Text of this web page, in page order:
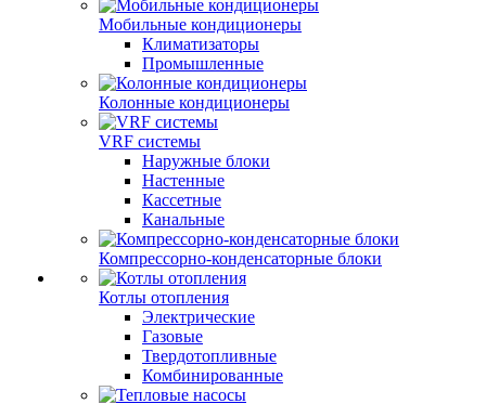
Мобильные кондиционеры
Климатизаторы
Промышленные
Колонные кондиционеры
VRF системы
Наружные блоки
Настенные
Кассетные
Канальные
Компрессорно-конденсаторные блоки
Котлы отопления
Электрические
Газовые
Твердотопливные
Комбинированные